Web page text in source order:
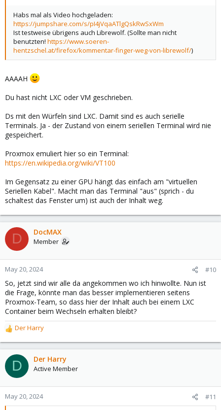
Habs mal als Video hochgeladen:
https://jumpshare.com/s/pI4jVqaATlgQskRwSxWm
Ist testweise übrigens auch Librewolf. (Sollte man nicht
benutzten! https://www.soeren-
hentzschel.at/firefox/kommentar-finger-weg-von-librewolf/)
AAAAH
Du hast nicht LXC oder VM geschrieben.
Ds mit den Würfeln sind LXC. Damit sind es auch serielle
Terminals. Ja - der Zustand von einem seriellen Terminal wird nie
gespeichert.
Proxmox emuliert hier so ein Terminal:
https://en.wikipedia.org/wiki/VT100
Im Gegensatz zu einer GPU hängt das einfach am "virtuellen
Seriellen Kabel". Macht man das Terminal "aus" (sprich - du
schaltest das Fenster um) ist auch der Inhalt weg.
D DocMAX
Member
May 20, 2024 #10
So, jetzt sind wir alle da angekommen wo ich hinwollte. Nun ist
die Frage, könnte man das besser implementieren seitens
Proxmox-Team, so dass hier der Inhalt auch bei einem LXC
Container beim Wechseln erhalten bleibt?
R
e
a
c
t
o
n
Der Harry
D Der Harry
Active Member
May 20, 2024 #11